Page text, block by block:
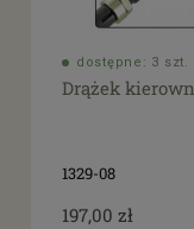
dostępne: 3 szt.
Drążek
1329-08
197,00 zł